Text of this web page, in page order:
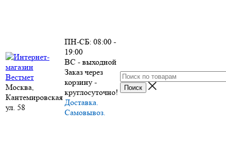
Москва,
Кантемировская
ул. 58
ПН-СБ: 08:00 -
19:00
ВС - выходной
Заказ через
корзину -
круглосуточно!
Доставка.
Самовывоз.